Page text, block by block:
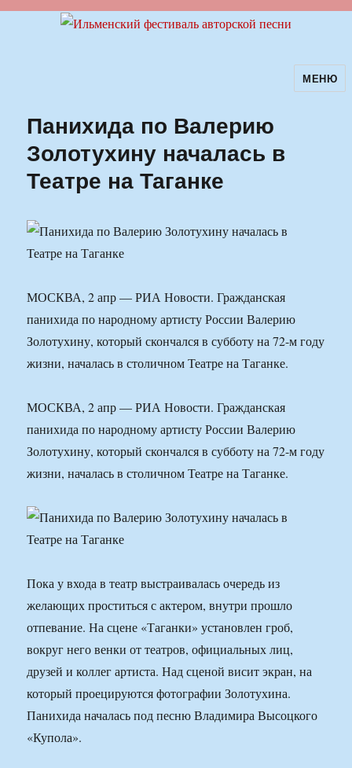
Ильменский фестиваль авторскойМЕНЮ
Панихида по Валерию
Золотухину началась в
Театре на Таганке
МОСКВА, 2 апр — РИА Новости. Гражданская
панихида по народному артисту России Валерию
Золотухину, который скончался в субботу на 72-м году
жизни, началась в столичном Театре на Таганке.
МОСКВА, 2 апр — РИА Новости. Гражданская
панихида по народному артисту России Валерию
Золотухину, который скончался в субботу на 72-м году
жизни, началась в столичном Театре на Таганке.
Пока у входа в театр выстраивалась очередь из
желающих проститься с актером, внутри прошло
отпевание. На сцене «Таганки» установлен гроб,
вокруг него венки от театров, официальных лиц,
друзей и коллег артиста. Над сценой висит экран, на
который проецируются фотографии Золотухина.
Панихида началась под песню Владимира Высоцкого
«Купола».